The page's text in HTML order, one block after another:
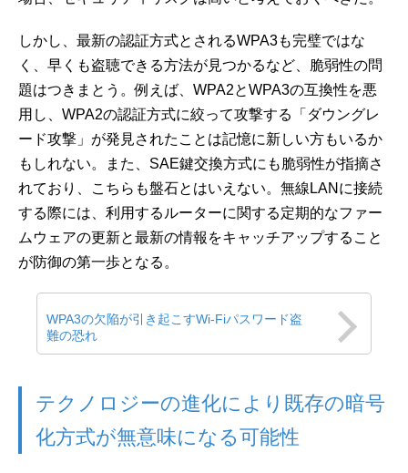
しかし、最新の認証方式とされるWPA3も完璧ではな
く、早くも盗聴できる方法が見つかるなど、脆弱性の問
題はつきまとう。例えば、WPA2とWPA3の互換性を悪
用し、WPA2の認証方式に絞って攻撃する「ダウングレ
ード攻撃」が発見されたことは記憶に新しい方もいるか
もしれない。また、SAE鍵交換方式にも脆弱性が指摘さ
れており、こちらも盤石とはいえない。無線LANに接続
する際には、利用するルーターに関する定期的なファー
ムウェアの更新と最新の情報をキャッチアップすること
が防御の第一歩となる。
WPA3の欠陥が引き起こすWi-Fiパスワード盗
難の恐れ
テクノロジーの進化により既存の暗号
化方式が無意味になる可能性